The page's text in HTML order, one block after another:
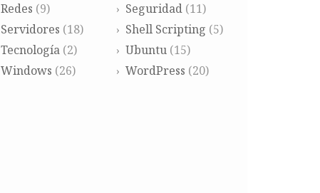
Redes (9) Seguridad(11)
Servidores (18) Shell Scripting (5)
Tecnología (2) Ubuntu(15)
Windows (26) WordPress (20)